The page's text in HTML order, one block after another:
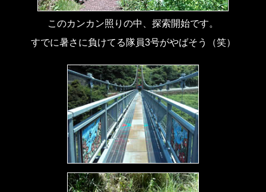
このカンカン照りの中、探索開始です。
すでに暑さに負けてる隊員3号がやばそう（笑）